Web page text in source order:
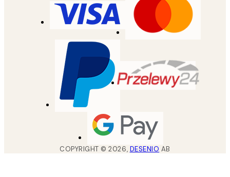
COPYRIGHT ©2026, DESENIO AB